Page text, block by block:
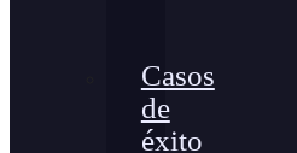
Casos
de
éxito